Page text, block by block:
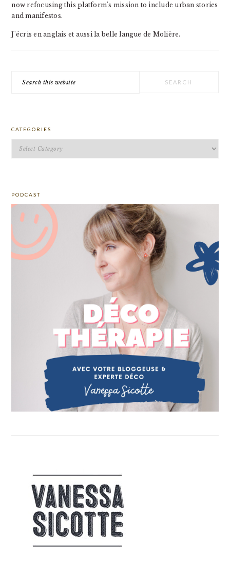
now refocusing this platform's mission to include urban stories
and manifestos.
J'écris en anglais et aussi la belle langue de Molière.
this
CATEGORIES
PODCAST